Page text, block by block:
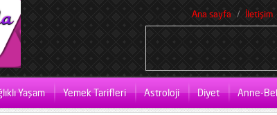
Ana sayfa İletişim
Yaşam Yemek Tarifleri Astroloji Diyet Anne-